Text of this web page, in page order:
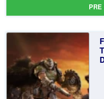
PRE